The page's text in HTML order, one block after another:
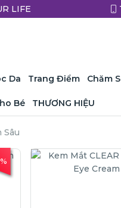
LIFE
Da Trang Điểm Chăm
Bé THƯƠNG HIỆU
Sâu